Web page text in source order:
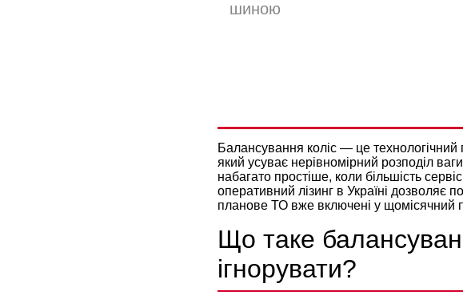
шиною
Балансування коліс — це
який усуває нерівномірний розподіл
набагато простіше, коли більшість
оперативний лізинг в Україні дозволяє
планове ТО вже включені у щомісячний
Що таке
ігнорувати?